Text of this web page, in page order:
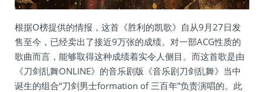
根据O榜提供的情报，这首《胜利的凯歌》自从9月27日发
售至今，已经卖出了接近9万张的成绩。对一部ACG性质的
歌曲而言，能够取得这种成绩着实令人侧目。而这首歌是由
《刀剑乱舞ONLINE》的音乐剧版《音乐剧刀剑乱舞》当中
诞生的组合“刀剑男士formation of 三百年”负责演唱的。此